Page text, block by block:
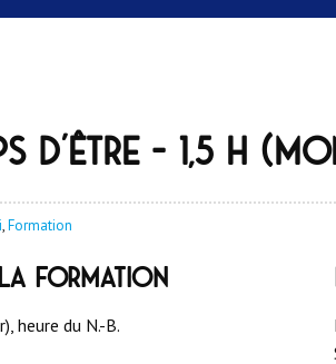
d'être - 1,5 h
,Formation
la formation
heure du N.-B.